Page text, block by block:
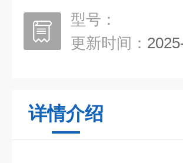
型号：
更新时间：
详情介绍